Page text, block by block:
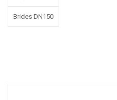
Brides DN150